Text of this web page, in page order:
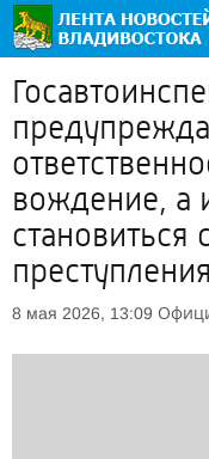
вождение, а
становиться
преступления
8 мая 2026, 13:09